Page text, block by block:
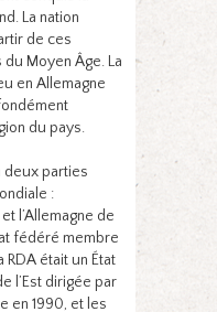
La nation
de ces
Moyen Âge. La
en Allemagne
du pays.
deux parties
:
et l’Allemagne de
fédéré membre
RDA était un État
l’Est dirigée par
en 1990, et les